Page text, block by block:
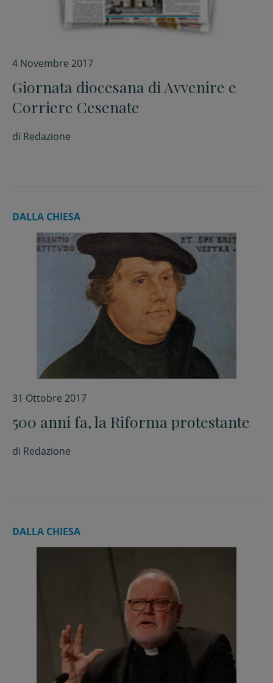
4 Novembre 2017
Giornata diocesana di Avvenire e
Corriere Cesenate
di Redazione
DALLA CHIESA
31 Ottobre 2017
500 anni fa, la Riforma protestante
di Redazione
DALLA CHIESA